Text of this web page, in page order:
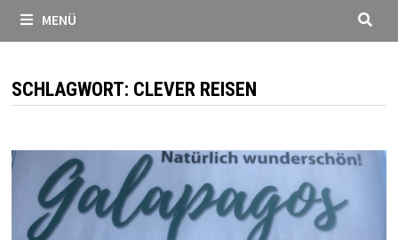
MENÜ
SCHLAGWORT: CLEVER REISEN